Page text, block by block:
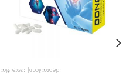
ကျန်းမာရေး ဖြည့်စွက်စာများ